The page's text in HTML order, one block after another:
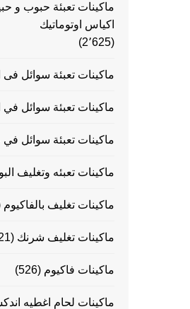
ماكينات تعبئة حبوب و
اكياس اوتوماتيك
(2٬625)
ماكينات تعبئة سوائل
ماكينات تعبئة سوائل في
ماكينات تعبئة سوائل
ماكينات تعبئه وتغليف
ماكينات تغليف بالفاكيوم
ماكينات تغليف شرنك (1٬221)
ماكينات فاكيوم (526)
ماكينات لحام اغطيه